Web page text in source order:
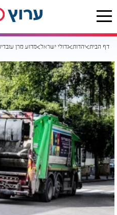
דף הבית יהדות גדולי ישראל